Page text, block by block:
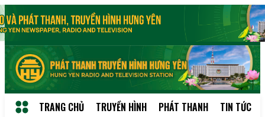
TRANG CHỦ TRUYỀN HÌNH PHÁT THANH TIN TỨC